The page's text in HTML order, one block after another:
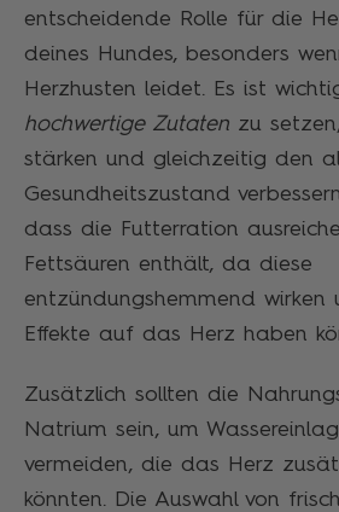
entscheidende Rolle für die
deines Hundes, besonders
Herzhusten leidet. Es ist
hochwertige Zutaten zu
stärken und gleichzeitig den
Gesundheitszustand
dass die Futterration
Fettsäuren enthält, da diese
entzündungshemmend wirken
Effekte auf das Herz haben
Zusätzlich sollten die
Natrium sein, um
vermeiden, die das Herz
könnten. Die Auswahl von